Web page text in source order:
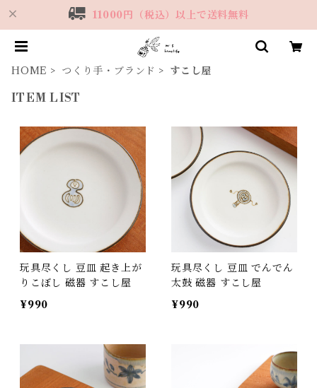
11000円（税込）以上で送料無料
HOME つくり手・ブランド すこし屋
ITEM LIST
玩具尽くし 豆皿 起き上が
りこぼし 磁器 すこし屋
¥990
玩具尽くし 豆皿 でんでん
太鼓 磁器 すこし屋
¥990